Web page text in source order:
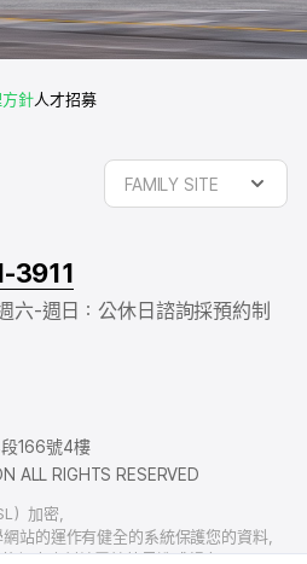
針人才招募
FAMILY SITE
3911
六-週日：公休日 諮詢採預約制
166號4樓
ALL RIGHTS RESERVED
）加密，
站的運作有健全的系統保護您的資料，
個人資料洩露給外界造成損害